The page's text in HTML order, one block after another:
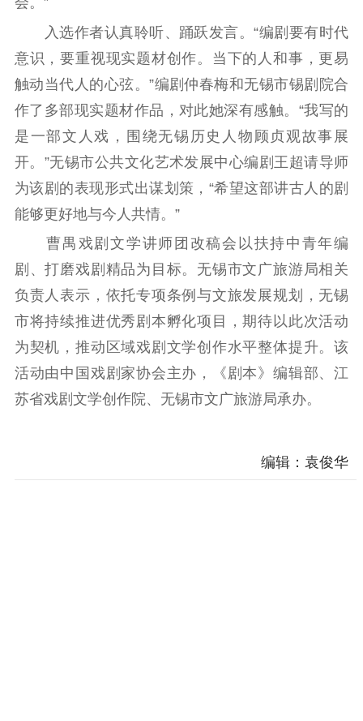
精神文明
文明创建 文明实践
文明培育
先进典型
社会宣传
思想政治教育 爱国主义教育
全民国防教育
红色资源保护利
新闻出版
精品出版 全民阅读
出版监管
扫黄打非
电影工作
电影创作 电影市场
学习在线
入选作者认真聆听、踊跃发言。“编剧要有时代
意识，要重视现实题材创作。当下的人和事，更易
触动当代人的心弦。”编剧仲春梅和无锡市锡剧院合
作了多部现实题材作品，对此她深有感触。“我写的
是一部文人戏，围绕无锡历史人物顾贞观故事展
开。”无锡市公共文化艺术发展中心编剧王超请导师
为该剧的表现形式出谋划策，“希望这部讲古人的剧
能够更好地与今人共情。”
曹禺戏剧文学讲师团改稿会以扶持中青年编
剧、打磨戏剧精品为目标。无锡市文广旅游局相关
负责人表示，依托专项条例与文旅发展规划，无锡
市将持续推进优秀剧本孵化项目，期待以此次活动
为契机，推动区域戏剧文学创作水平整体提升。该
活动由中国戏剧家协会主办，《剧本》编辑部、江
苏省戏剧文学创作院、无锡市文广旅游局承办。
编辑：袁俊华